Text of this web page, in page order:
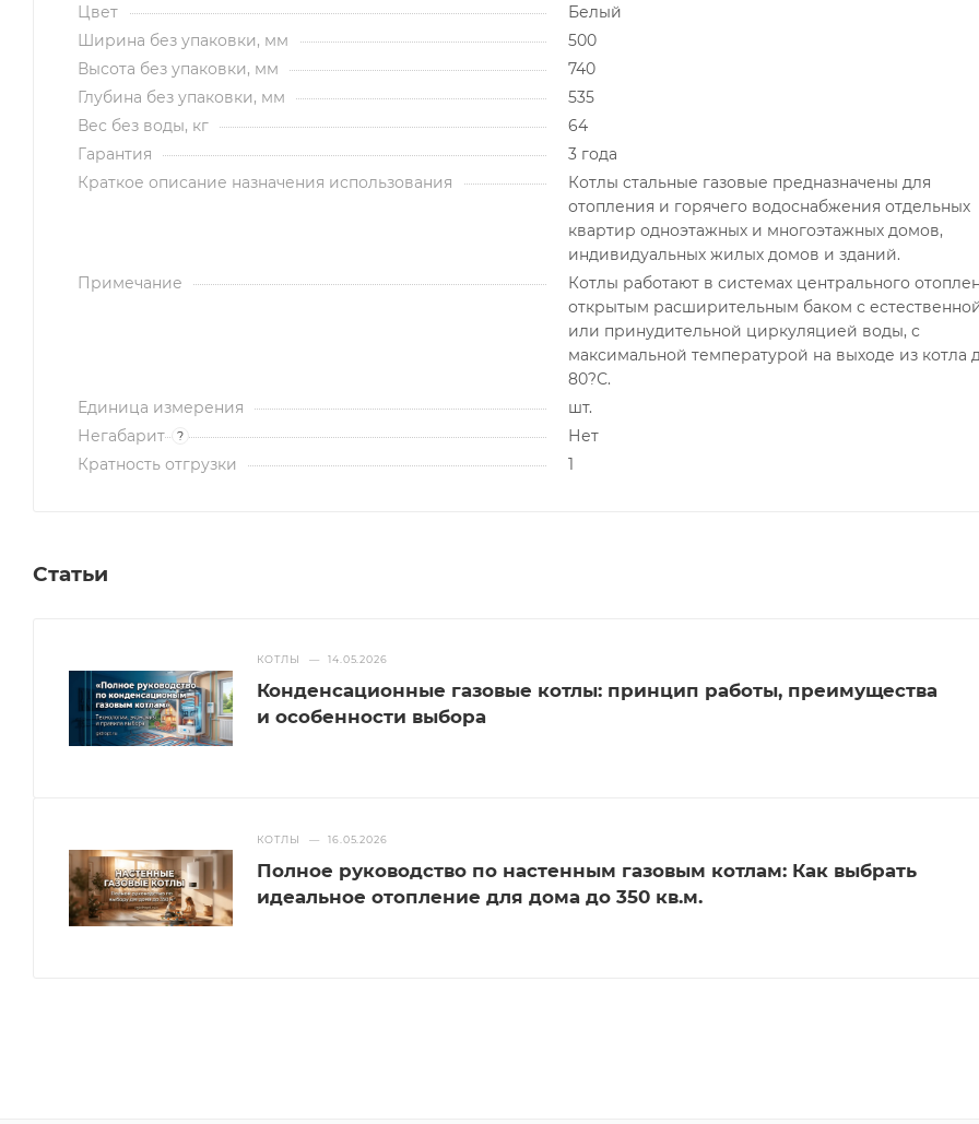
Цвет
Белый
Ширина без упаковки, мм
500
Высота без упаковки, мм
740
Глубина без упаковки, мм
535
Вес без воды, кг
64
Гарантия
3 года
Краткое описание назначения использования
Котлы стальные газовые предназначены для
отопления и горячего водоснабжения отдельных
квартир одноэтажных и многоэтажных домов,
индивидуальных жилых домов и зданий.
Примечание
Котлы работают в системах центрального
открытым расширительным баком с
или принудительной циркуляцией воды, с
максимальной температурой на выходе из котла
80?С.
Единица измерения
шт.
Негабарит
?
Нет
Кратность отгрузки
1
Статьи
КОТЛЫ — 14.05.2026
Конденсационные газовые котлы: принцип работы, преимущества
и особенности выбора
КОТЛЫ — 16.05.2026
Полное руководство по настенным газовым котлам: Как выбрать
идеальное отопление для дома до 350 кв.м.